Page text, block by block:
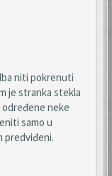
niti pokrenuti
je stranka stekla
neke
samo u
predviđeni.